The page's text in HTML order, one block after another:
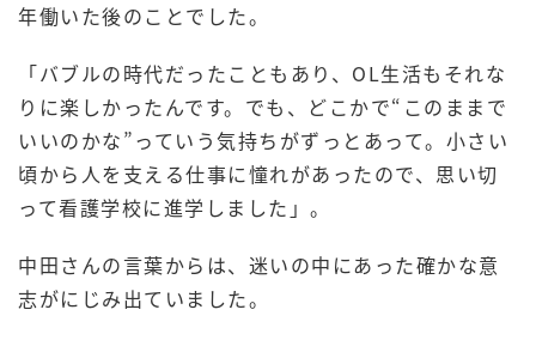
年働いた後のことでした。
「バブルの時代だったこともあり、OL生活もそれな
りに楽しかったんです。でも、どこかで“このままで
いいのかな”っていう気持ちがずっとあって。小さい
頃から人を支える仕事に憧れがあったので、思い切
って看護学校に進学しました」。
中田さんの言葉からは、迷いの中にあった確かな意
志がにじみ出ていました。